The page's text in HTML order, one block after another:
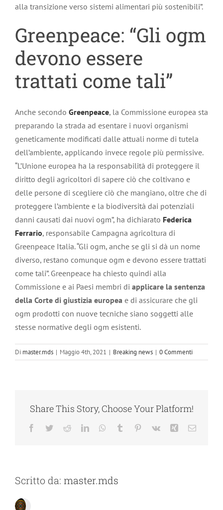
alla transizione verso sistemi alimentari più sostenibili”.
Greenpeace: “Gli ogm
devono essere
trattati come tali”
Anche secondo Greenpeace, la Commissione europea sta
preparando la strada ad esentare i nuovi organismi
geneticamente modificati dalle attuali norme di tutela
dell’ambiente, applicando invece regole più permissive.
“L’Unione europea ha la responsabilità di proteggere il
diritto degli agricoltori di sapere ciò che coltivano e
delle persone di scegliere ciò che mangiano, oltre che di
proteggere l’ambiente e la biodiversità dai potenziali
danni causati dai nuovi ogm”, ha dichiarato Federica
Ferrario, responsabile Campagna agricoltura di
Greenpeace Italia. “Gli ogm, anche se gli si dà un nome
diverso, restano comunque ogm e devono essere trattati
come tali”. Greenpeace ha chiesto quindi alla
Commissione e ai Paesi membri di applicare la sentenza
della Corte di giustizia europea e di assicurare che gli
ogm prodotti con nuove tecniche siano soggetti alle
stesse normative degli ogm esistenti.
Di master.mds | Maggio 4th, 2021 | Breaking news | 0 Commenti
Share This Story, Choose Your Platform!
Facebook
TwitterRedditLinkedInWhatsApp
Tumblr Pinterest
Vk Xing Email
Scritto da: master.mds